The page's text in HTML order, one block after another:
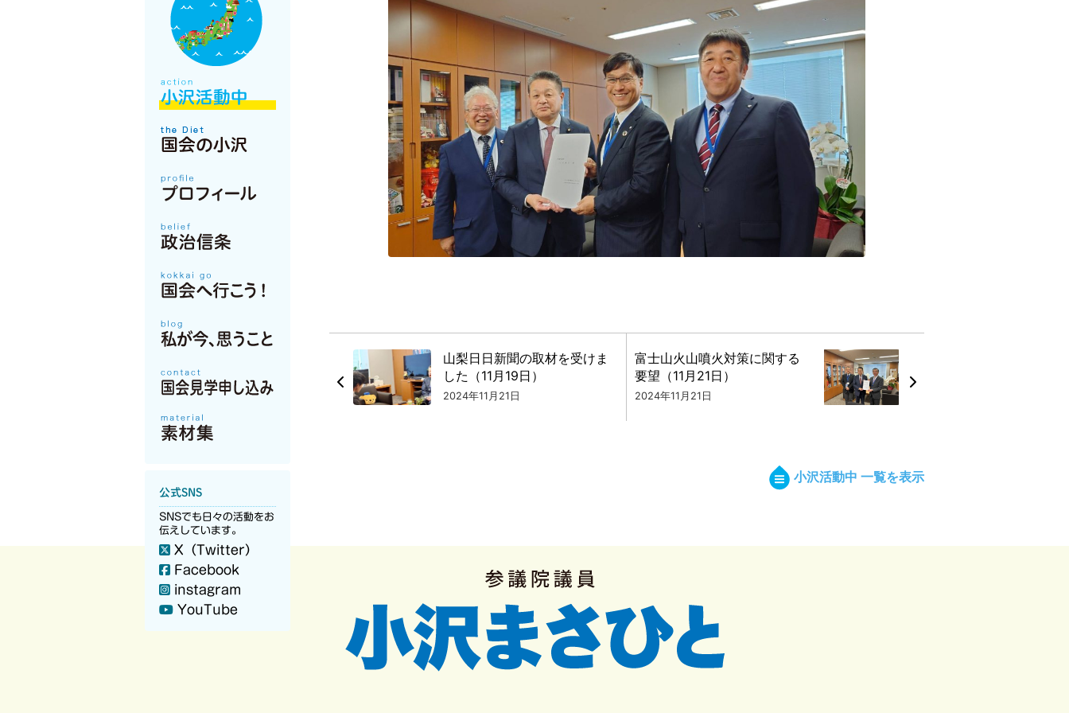
公式SNS
SNSでも日々の活動をお
伝えしています。
X（Twitter）
Facebook
instagram
YouTube
山梨日日新聞の取材を受けま
した（11月19日）
2024年11月21日
富士山火山噴火対策に関する
要望（11月21日）
2024年11月21日
小沢活動中 一覧を表示